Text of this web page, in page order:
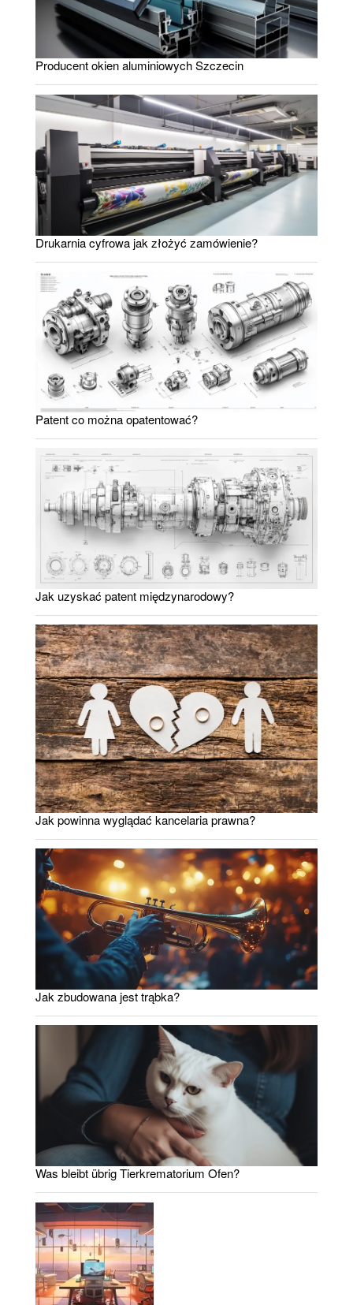
Producent okien aluminiowych Szczecin
Drukarnia cyfrowa jak złożyć zamówienie?
Patent co można opatentować?
Jak uzyskać patent międzynarodowy?
Jak powinna wyglądać kancelaria prawna?
Jak zbudowana jest trąbka?
Was bleibt übrig Tierkrematorium Ofen?